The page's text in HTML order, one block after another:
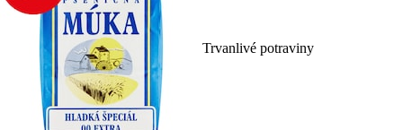
Trvanlivé potraviny